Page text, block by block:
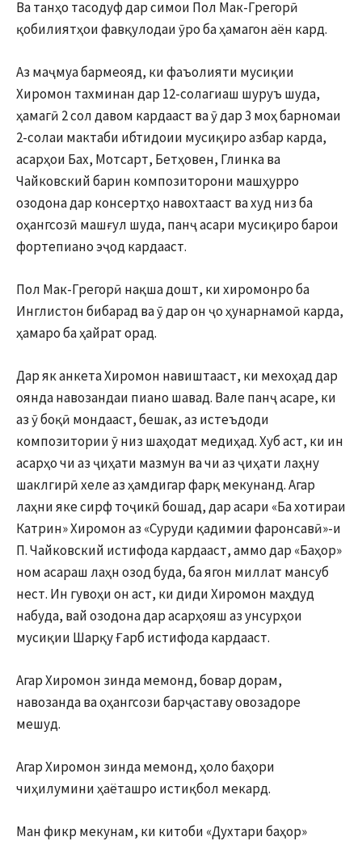
Ва танҳо тасодуф дар симои Пол Мак-Грегорӣ
қобилиятҳои фавқулодаи ӯро ба ҳамагон аён кард.
Аз маҷмуа бармеояд, ки фаъолияти мусиқии
Хиромон тахминан дар 12-солагиаш шуруъ шуда,
ҳамагӣ 2 сол давом кардааст ва ӯ дар 3 моҳ барномаи
2-солаи мактаби ибтидоии мусиқиро азбар карда,
асарҳои Бах, Мотсарт, Бетҳовен, Глинка ва
Чайковский барин композиторони машҳурро
озодона дар консертҳо навохтааст ва худ низ ба
оҳангсозӣ машғул шуда, панҷ асари мусиқиро барои
фортепиано эҷод кардааст.
Пол Мак-Грегорӣ нақша дошт, ки хиромонро ба
Инглистон бибарад ва ӯ дар он ҷо ҳунарнамоӣ карда,
ҳамаро ба ҳайрат орад.
Дар як анкета Хиромон навиштааст, ки мехоҳад дар
оянда навозандаи пиано шавад. Вале панҷ асаре, ки
аз ӯ боқӣ мондааст, бешак, аз истеъдоди
композитории ӯ низ шаҳодат медиҳад. Хуб аст, ки ин
асарҳо чи аз ҷиҳати мазмун ва чи аз ҷиҳати лаҳну
шаклгирӣ хеле аз ҳамдигар фарқ мекунанд. Агар
лаҳни яке сирф тоҷикӣ бошад, дар асари «Ба хотираи
Катрин» Хиромон аз «Суруди қадимии фаронсавӣ»-и
П. Чайковский истифода кардааст, аммо дар «Баҳор»
ном асараш лаҳн озод буда, ба ягон миллат мансуб
нест. Ин гувоҳи он аст, ки диди Хиромон маҳдуд
набуда, вай озодона дар асарҳояш аз унсурҳои
мусиқии Шарқу Ғарб истифода кардааст.
Агар Хиромон зинда мемонд, бовар дорам,
навозанда ва оҳангсози барҷаставу овозадоре
мешуд.
Агар Хиромон зинда мемонд, ҳоло баҳори
чиҳилумини ҳаёташро истиқбол мекард.
Ман фикр мекунам, ки китоби «Духтари баҳор»